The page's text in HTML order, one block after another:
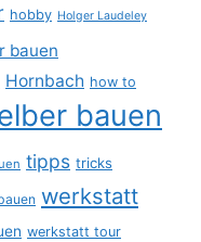
hobby Holger Laudeley
bauen
Hornbach how to
bauen
tipps tricks
werkstatt
werkstatt tour